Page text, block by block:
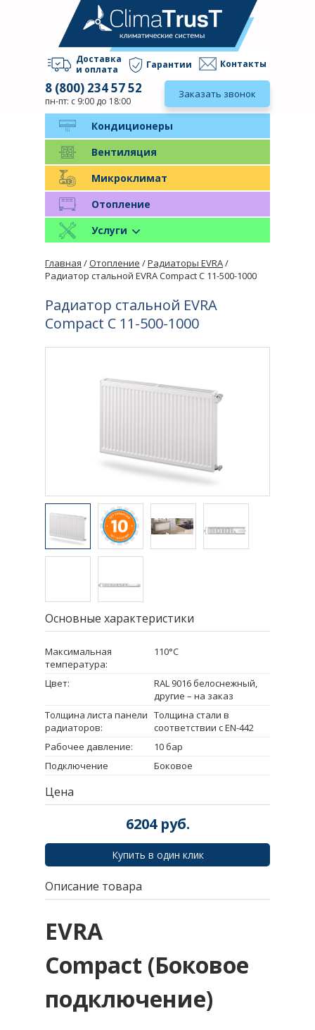
Доставка
и оплата
Гарантии Контакты
8 (800) 234 57 52
пн-пт: с 9:00 до 18:00
Заказать звонок
Кондиционеры
Вентиляция
Микроклимат
Отопление
Услуги
Главная /Отопление /Радиаторы EVRA/
Радиатор стальной EVRA Compact C 11-500-1000
Радиатор стальной EVRA
Compact C 11-500-1000
Основные характеристики
Максимальная
температура:
110°C
Цвет:
RAL 9016 белоснежный,
другие – на заказ
Толщина листа панели
радиаторов:
Толщина стали в
соответствии с EN-442
Рабочее давление:
10 бар
Подключение
Боковое
Цена
6204 руб.
Купить в один клик
Описание товара
EVRA
Compact (Боковое
подключение)